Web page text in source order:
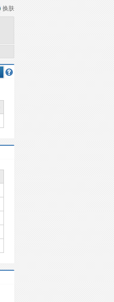
换肤